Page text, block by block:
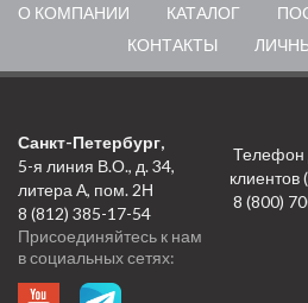
О КОМПАНИИ КАТАЛОГ
КОНТАКТЫ
Санкт-Петербург,
5-я линия В.О., д. 34,
литера А, пом. 2Н
8 (812) 385-17-54
Телефон
клиентов
8 (800)
Присоединяйтесь к нам
в социальных сетях: